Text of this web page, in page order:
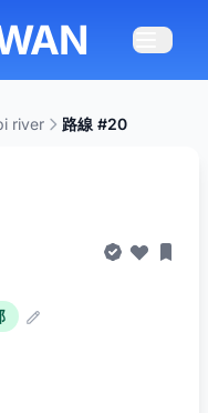
river 路線 #20